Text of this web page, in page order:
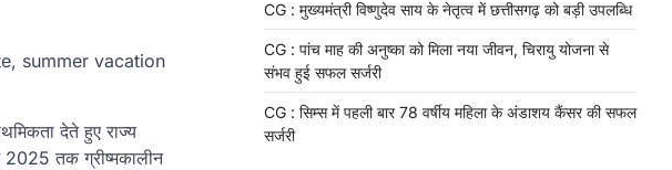
summer vacation
देते हुए राज्य
तक ग्रीष्मकालीन
CG : मुख्यमंत्री विष्णुदेव साय के नेतृत्व में छत्तीसगढ़ को बड़ी उपलब्धि
CG : पांच माह की अनुष्का को मिला नया जीवन, चिरायु योजना से
संभव हुई सफल सर्जरी
CG : सिम्स में पहली बार 78 वर्षीय महिला के अंडाशय कैंसर की सफल
सर्जरी